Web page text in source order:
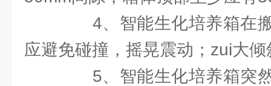
4、智能生化培养箱在搬
应避免碰撞，摇晃震动；zui大
5、智能生化培养箱突然